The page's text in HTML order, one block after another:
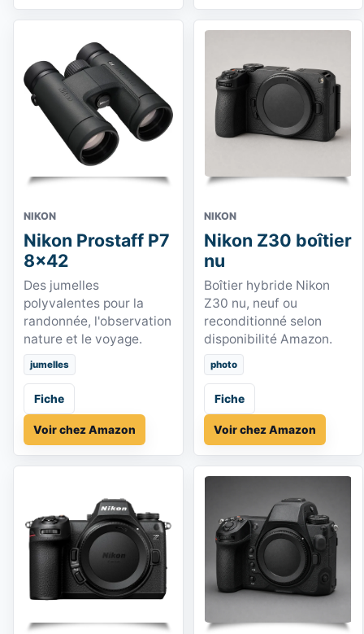
NIKON
Nikon Prostaff P7
8x42
Des jumelles
polyvalentes pour la
randonnée, l'observation
nature et le voyage.
jumelles
Fiche
Voir chez Amazon
NIKON
Nikon Z30 boîtier
nu
Boîtier hybride Nikon
Z30 nu, neuf ou
reconditionné selon
disponibilité Amazon.
photo
Fiche
Voir chez Amazon